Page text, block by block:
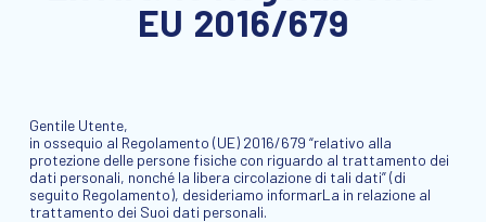
EU 2016/679
Gentile Utente,
in ossequio al Regolamento (UE) 2016/679 “relativo alla
protezione delle persone fisiche con riguardo al trattamento dei
dati personali, nonché la libera circolazione di tali dati” (di
seguito Regolamento), desideriamo informarLa in relazione al
trattamento dei Suoi dati personali.